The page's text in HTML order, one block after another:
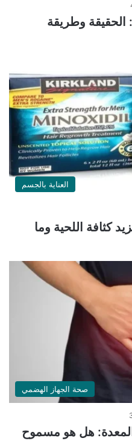
الحقيقة وطريقة
العناية بالجسم
كثافة اللحية وما
صحة الجهاز الهضمي
هل هو مسموح